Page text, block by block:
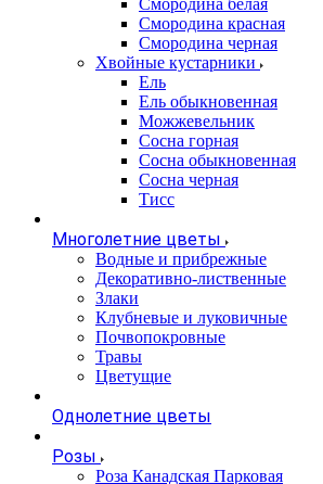
Смородина белая
Смородина красная
Смородина черная
Хвойные кустарники
Ель
Ель обыкновенная
Можжевельник
Сосна горная
Сосна обыкновенная
Сосна черная
Тисс
Многолетние цветы
Водные и прибрежные
Декоративно-лиственные
Злаки
Клубневые и луковичные
Почвопокровные
Травы
Цветущие
Однолетние цветы
Розы
Роза Канадская Парковая